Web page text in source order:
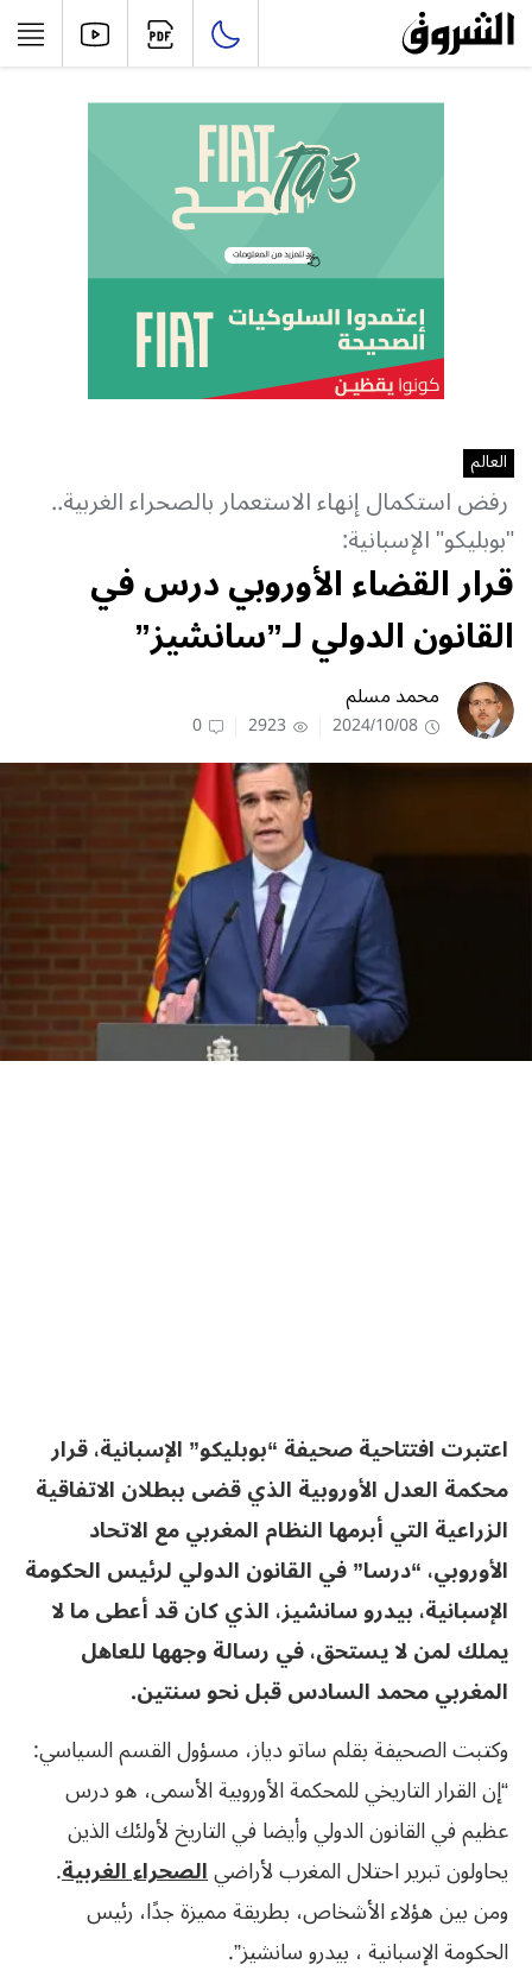
العالم
رفض استكمال إنهاء الاستعمار بالصحراء الغربية..
"بوبليكو" الإسبانية:
قرار القضاء الأوروبي درس في
القانون الدولي لـ”سانشيز”
محمد مسلم
2024/10/08
2923
0
اعتبرت افتتاحية صحيفة “بوبليكو” الإسبانية، قرار
محكمة العدل الأوروبية الذي قضى ببطلان الاتفاقية
الزراعية التي أبرمها النظام المغربي مع الاتحاد
الأوروبي، “درسا” في القانون الدولي لرئيس الحكومة
الإسبانية، بيدرو سانشيز، الذي كان قد أعطى ما لا
يملك لمن لا يستحق، في رسالة وجهها للعاهل
المغربي محمد السادس قبل نحو سنتين.
وكتبت الصحيفة بقلم ساتو دياز، مسؤول القسم السياسي:
“إن القرار التاريخي للمحكمة الأوروبية الأسمى، هو درس
عظيم في القانون الدولي وأيضا في التاريخ لأولئك الذين
يحاولون تبرير احتلال المغرب لأراضيالصحراء الغربية.
ومن بين هؤلاء الأشخاص، بطريقة مميزة جدًا، رئيس
الحكومة الإسبانية ، بيدرو سانشيز”.